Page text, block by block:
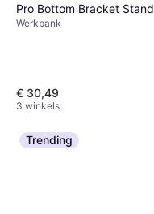
Pro Bottom Bracket Stand
Werkbank
€ 30,49
3 winkels
Trending